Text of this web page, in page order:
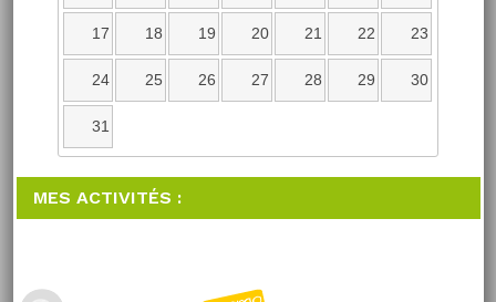
17 18 19 20 21 22 23
24 25 26 27 28 29 30
31
MES ACTIVITÉS :